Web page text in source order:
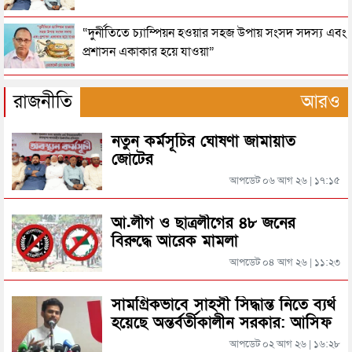
হবিগঞ্জে সড়কের পাশে পড়ে ছিল নবজাতক, উদ্ধার করে
হাসপাতালে ভর্তি
সিলেটে যে বিরোধে প্রাণ গেল যুবকের
হবিগঞ্জের সীমান্তে দেড় কোটি টাকার ভারতীয় জিরা জব্দ,
আটক ৪
র‌্যাবের ধাওয়া থেকে বাচঁতে পারলেন না মুজাহিদ ও হাবিবুর
হবিগঞ্জে বিএসএফের অপতৎপরতা রুখে দিল বিজিবি
হত্যা মামলায় র‌্যাবের হাতে বাবুল গ্রেফতার
“দুর্নীতিতে চ্যাম্পিয়ন হওয়ার সহজ উপায় সংসদ সদস্য এবং
প্রশাসন একাকার হয়ে যাওয়া”
রাষ্ট্রপতি নির্বাচনের তারিখ ঘোষণা
সিলেটে ফাহিমা ধর্ষণচেষ্টা ও হত্যা মামলায় জাকিরের
মৃত্যুদণ্ড
রাজধানীর মাদারটেক থেকে তরুণীর খণ্ডিত মাথা ও দুই হাত
উদ্ধার
দিল্লিতে শেখ হাসিনার বক্তব্য দেওয়া নিয়ে পররাষ্ট্র
মন্ত্রণালয়ের ক্ষোভ
রাজনীতি আরও
নতুন কর্মসূচির ঘোষণা জামায়াত
জোটের
আপডেট ০৬ আগ ২৬ | ১৭:১৫
আ.লীগ ও ছাত্রলীগের ৪৮ জনের
বিরুদ্ধে আরেক মামলা
আপডেট ০৪ আগ ২৬ | ১১:২৩
সামগ্রিকভাবে সাহসী সিদ্ধান্ত নিতে ব্যর্থ
হয়েছে অন্তর্বর্তীকালীন সরকার: আসিফ
আপডেট ০২ আগ ২৬ | ১৬:২৮